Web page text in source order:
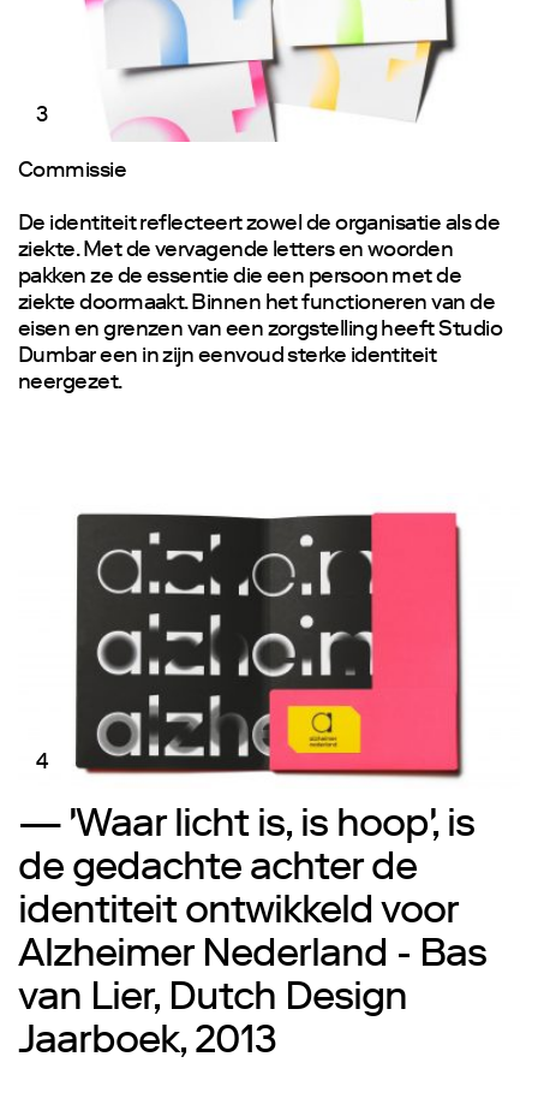
3
Commissie
De identiteit reflecteert zowel de organisatie als de
ziekte. Met de vervagende letters en woorden
pakken ze de essentie die een persoon met de
ziekte doormaakt. Binnen het functioneren van de
eisen en grenzen van een zorgstelling heeft Studio
Dumbar een in zijn eenvoud sterke identiteit
neergezet.
4
— 'Waar licht is, is hoop', is
de gedachte achter de
identiteit ontwikkeld voor
Alzheimer Nederland - Bas
van Lier, Dutch Design
Jaarboek, 2013